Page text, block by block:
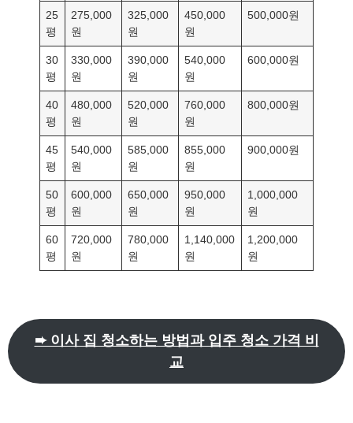
25
평
275,000
원
325,000
원
450,000
원
500,000원
30
평
330,000
원
390,000
원
540,000
원
600,000원
40
평
480,000
원
520,000
원
760,000
원
800,000원
45
평
540,000
원
585,000
원
855,000
원
900,000원
50
평
600,000
원
650,000
원
950,000
원
1,000,000
원
60
평
720,000
원
780,000
원
1,140,000
원
1,200,000
원
➨ 이사 집 청소하는 방법과 입주 청소 가격 비
교